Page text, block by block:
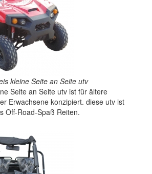
kleine Seite an Seite utv
Seite an Seite utv ist für ältere
Erwachsene konzipiert. diese utv ist
Off-Road-Spaß Reiten.